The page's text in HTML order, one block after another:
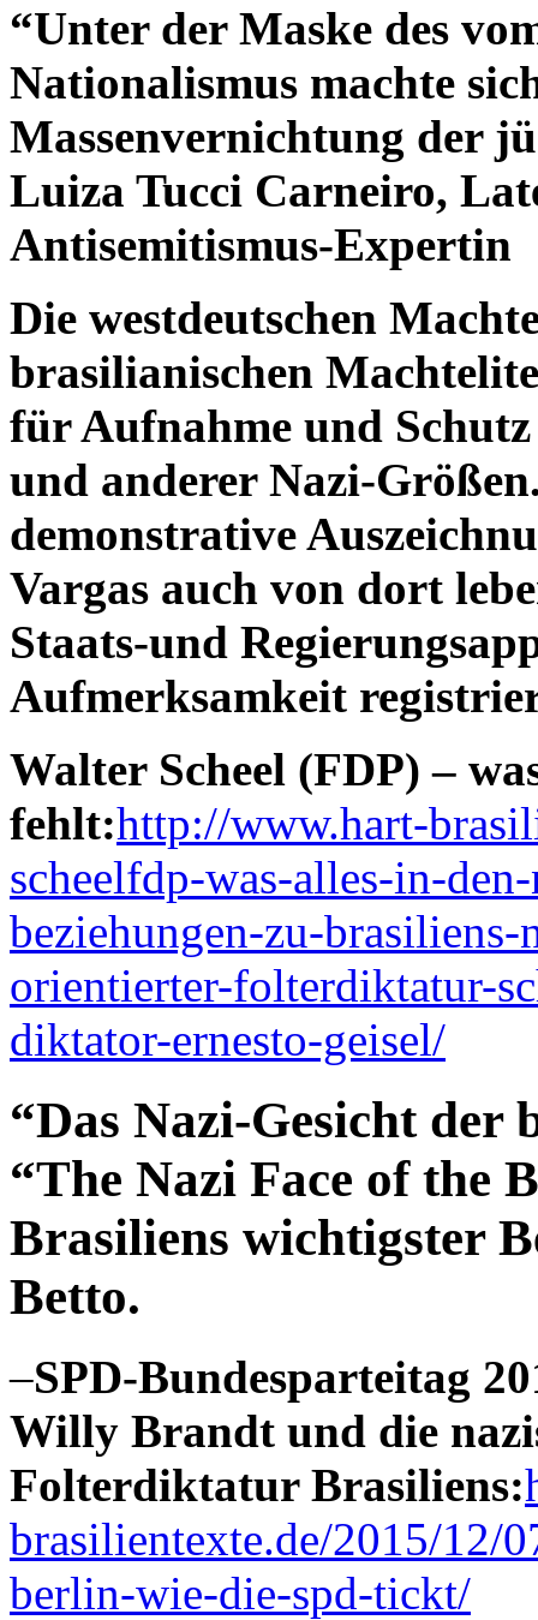
“Unter der Maske des
Nationalismus machte
Massenvernichtung der
Luiza Tucci Carneiro,
Antisemitismus-Expertin
Die westdeutschen
brasilianischen
für Aufnahme und
und anderer Nazi-
demonstrative
Vargas auch von dort
Staats-und
Aufmerksamkeit
Walter Scheel (FDP) –
fehlt:http://www.hart-
scheelfdp-was-alles-in-
beziehungen-zu-
orientierter-folterdiktatur-
diktator-ernesto-geisel/
“Das Nazi-Gesicht
“The Nazi Face of the
Brasiliens wichtigster
Betto.
–SPD-Bundesparteitag
Willy Brandt und die
Folterdiktatur Brasiliens:
brasilientexte.de/2015/12/
berlin-wie-die-spd-tickt/